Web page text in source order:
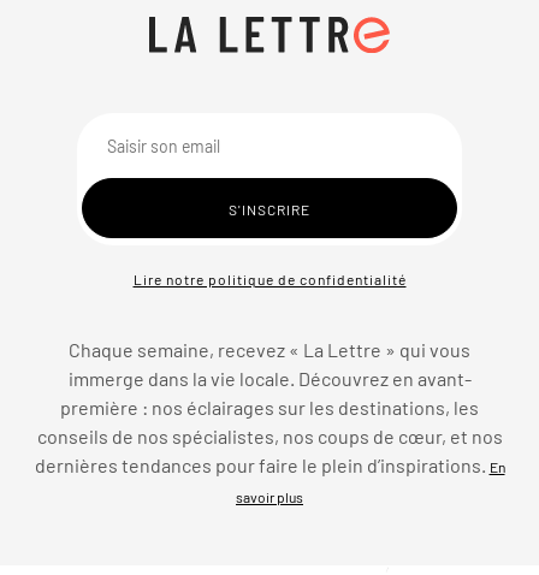
Lire notre politique de confidentialité
Chaque semaine, recevez « La Lettre » qui vous
immerge dans la vie locale. Découvrez en avant-
première : nos éclairages sur les destinations, les
conseils de nos spécialistes, nos coups de cœur, et nos
dernières tendances pour faire le plein d’inspirations.
En
savoir plus